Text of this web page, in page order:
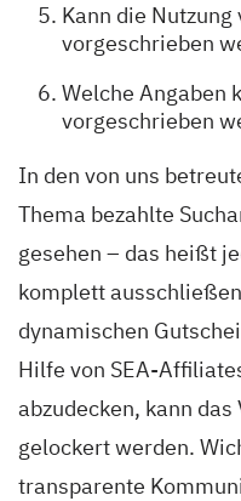
Kann die
vorgeschrieben
Welche Angaben
vorgeschrieben
In den von uns
Thema bezahlte
gesehen – das heißt
komplett
dynamischen
Hilfe von SEA-
abzudecken, kann
gelockert werden.
transparente